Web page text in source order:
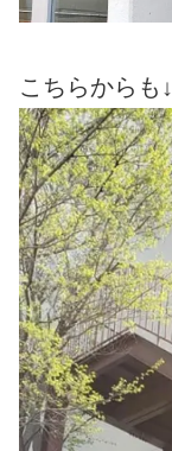
こちらからも